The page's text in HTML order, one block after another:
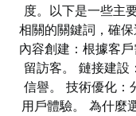
度。以下是一些主
相關的關鍵詞，確保
內容創建：根據客
留訪客。 鏈接建設
信譽。 技術優化：
用戶體驗。 為什麼